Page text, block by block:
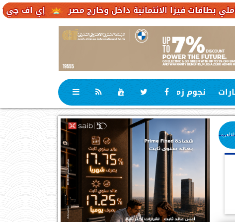
إي اف چي فاينانس الائتمانية داخل وخارج مصر
نجوم زمان رياضة